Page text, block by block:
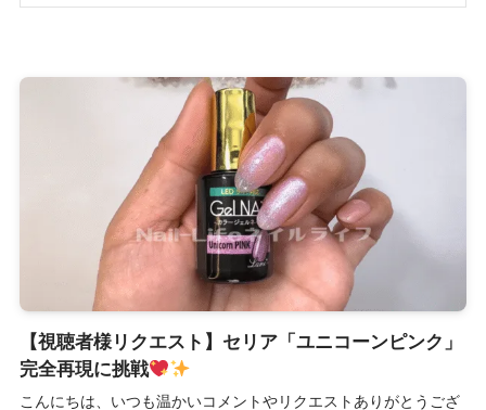
【視聴者様リクエスト】セリア「ユニコーンピンク」
完全再現に挑戦
こんにちは、いつも温かいコメントやリクエストありがとうござ